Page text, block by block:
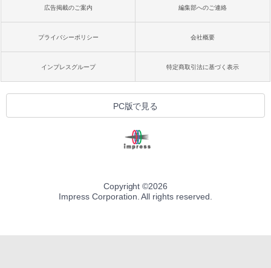
広告掲載のご案内 編集部へのご連絡
プライバシーポリシー 会社概要
インプレスグループ 特定商取引法に基づく表示
PC版で見る
Copyright ©2026
Impress Corporation. All rights reserved.